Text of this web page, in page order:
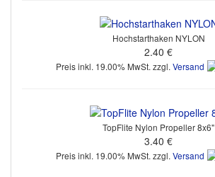
Hochstarthaken NYLON
2.40 €
Preis inkl. 19.00% MwSt. zzgl. Versand
TopFlite Nylon Propeller 8x6"
3.40 €
Preis inkl. 19.00% MwSt. zzgl. Versand